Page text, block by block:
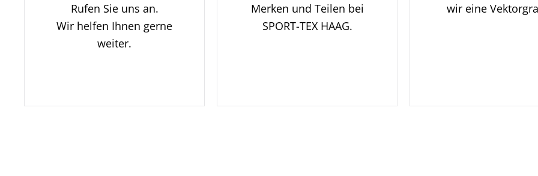
Rufen Sie uns an.
Wir helfen Ihnen gerne
weiter.
Merken und Teilen bei
SPORT-TEX HAAG.
wir eine